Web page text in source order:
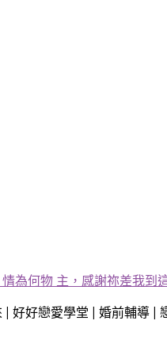
情為何物 主，感謝祢差我到